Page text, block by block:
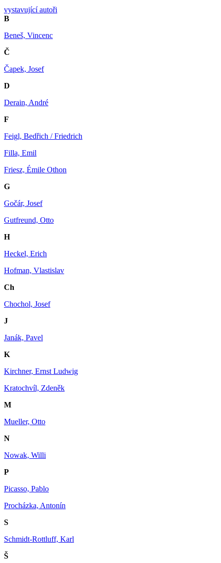
vystavující autoři
B
Beneš, Vincenc
Č
Čapek, Josef
D
Derain, André
F
Feigl, Bedřich / Friedrich
Filla, Emil
Friesz, Émile Othon
G
Gočár, Josef
Gutfreund, Otto
H
Heckel, Erich
Hofman, Vlastislav
Ch
Chochol, Josef
J
Janák, Pavel
K
Kirchner, Ernst Ludwig
Kratochvíl, Zdeněk
M
Mueller, Otto
N
Nowak, Willi
P
Picasso, Pablo
Procházka, Antonín
S
Schmidt-Rottluff, Karl
Š